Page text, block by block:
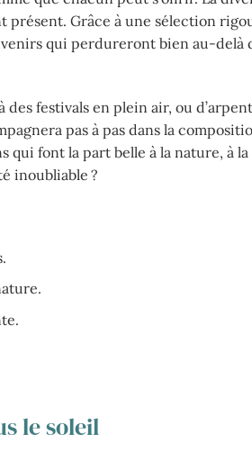
présent. Grâce à une sélection
qui perdureront bien au-delà
festivals en plein air, ou
pas à pas dans la
qui font la part belle à la nature, à
inoubliable ?
le soleil